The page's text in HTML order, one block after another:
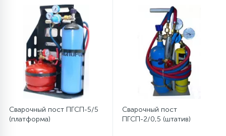
Суппорты (ступицы)
Таходатчики
ТЭНы (нагревательные элементы)
Улитки помп
Сварочный пост ПГСП-5/5
(платформа)
Сварочный пост
ПГСП-2/0,5 (штатив)